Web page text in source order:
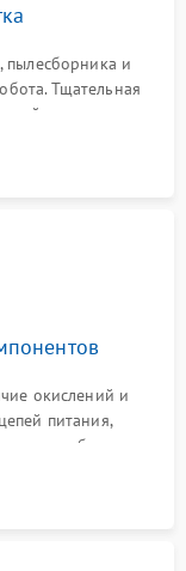
и
Тщательная
и плат от
животных с
окислений и
питания,
и турбины
и инфракрасных